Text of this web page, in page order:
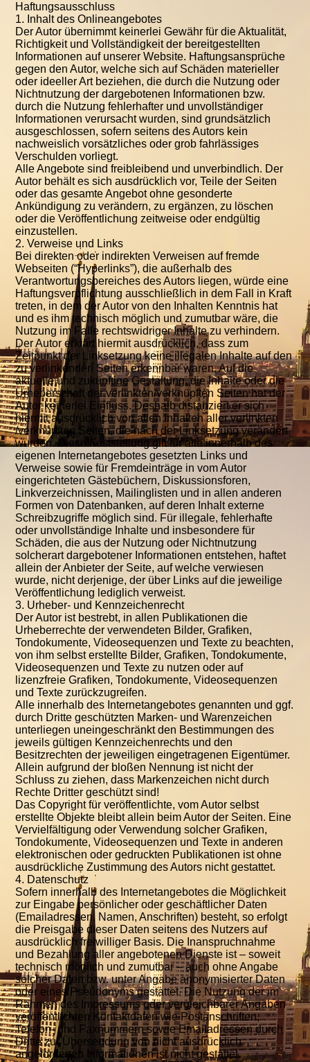
Haftungsausschluss
1. Inhalt des Onlineangebotes
Der Autor übernimmt keinerlei Gewähr für die Aktualität,
Richtigkeit und Vollständigkeit der bereitgestellten
Informationen auf unserer Website. Haftungsansprüche
gegen den Autor, welche sich auf Schäden materieller
oder ideeller Art beziehen, die durch die Nutzung oder
Nichtnutzung der dargebotenen Informationen bzw.
durch die Nutzung fehlerhafter und unvollständiger
Informationen verursacht wurden, sind grundsätzlich
ausgeschlossen, sofern seitens des Autors kein
nachweislich vorsätzliches oder grob fahrlässiges
Verschulden vorliegt.
Alle Angebote sind freibleibend und unverbindlich. Der
Autor behält es sich ausdrücklich vor, Teile der Seiten
oder das gesamte Angebot ohne gesonderte
Ankündigung zu verändern, zu ergänzen, zu löschen
oder die Veröffentlichung zeitweise oder endgültig
einzustellen.
2. Verweise und Links
Bei direkten oder indirekten Verweisen auf fremde
Webseiten (“Hyperlinks”), die außerhalb des
Verantwortungsbereiches des Autors liegen, würde eine
Haftungsverpflichtung ausschließlich in dem Fall in Kraft
treten, in dem der Autor von den Inhalten Kenntnis hat
und es ihm technisch möglich und zumutbar wäre, die
Nutzung im Falle rechtswidriger Inhalte zu verhindern.
Der Autor erklärt hiermit ausdrücklich, dass zum
Zeitpunkt der Linksetzung keine illegalen Inhalte auf den
zu verlinkenden Seiten erkennbar waren. Auf die
aktuelle und zukünftige Gestaltung, die Inhalte oder die
Urheberschaft der verlinkten/verknüpften Seiten hat der
Autor keinerlei Einfluss. Deshalb distanziert er sich
hiermit ausdrücklich von allen Inhalten aller verlinkten
/verknüpften Seiten, die nach der Linksetzung verändert
wurden. Diese Feststellung gilt für alle innerhalb des
eigenen Internetangebotes gesetzten Links und
Verweise sowie für Fremdeinträge in vom Autor
eingerichteten Gästebüchern, Diskussionsforen,
Linkverzeichnissen, Mailinglisten und in allen anderen
Formen von Datenbanken, auf deren Inhalt externe
Schreibzugriffe möglich sind. Für illegale, fehlerhafte
oder unvollständige Inhalte und insbesondere für
Schäden, die aus der Nutzung oder Nichtnutzung
solcherart dargebotener Informationen entstehen, haftet
allein der Anbieter der Seite, auf welche verwiesen
wurde, nicht derjenige, der über Links auf die jeweilige
Veröffentlichung lediglich verweist.
3. Urheber- und Kennzeichenrecht
Der Autor ist bestrebt, in allen Publikationen die
Urheberrechte der verwendeten Bilder, Grafiken,
Tondokumente, Videosequenzen und Texte zu beachten,
von ihm selbst erstellte Bilder, Grafiken, Tondokumente,
Videosequenzen und Texte zu nutzen oder auf
lizenzfreie Grafiken, Tondokumente, Videosequenzen
und Texte zurückzugreifen.
Alle innerhalb des Internetangebotes genannten und ggf.
durch Dritte geschützten Marken- und Warenzeichen
unterliegen uneingeschränkt den Bestimmungen des
jeweils gültigen Kennzeichenrechts und den
Besitzrechten der jeweiligen eingetragenen Eigentümer.
Allein aufgrund der bloßen Nennung ist nicht der
Schluss zu ziehen, dass Markenzeichen nicht durch
Rechte Dritter geschützt sind!
Das Copyright für veröffentlichte, vom Autor selbst
erstellte Objekte bleibt allein beim Autor der Seiten. Eine
Vervielfältigung oder Verwendung solcher Grafiken,
Tondokumente, Videosequenzen und Texte in anderen
elektronischen oder gedruckten Publikationen ist ohne
ausdrückliche Zustimmung des Autors nicht gestattet.
4. Datenschutz
Sofern innerhalb des Internetangebotes die Möglichkeit
zur Eingabe persönlicher oder geschäftlicher Daten
(Emailadressen, Namen, Anschriften) besteht, so erfolgt
die Preisgabe dieser Daten seitens des Nutzers auf
ausdrücklich freiwilliger Basis. Die Inanspruchnahme
und Bezahlung aller angebotenen Dienste ist – soweit
technisch möglich und zumutbar – auch ohne Angabe
solcher Daten bzw. unter Angabe anonymisierter Daten
oder eines Pseudonyms gestattet. Die Nutzung der im
Rahmen des Impressums oder vergleichbarer Angaben
veröffentlichten Kontaktdaten wie Postanschriften,
Telefon- und Faxnummern sowie Emailadressen durch
Dritte zur Übersendung von nicht ausdrücklich
angeforderten Informationen ist nicht gestattet.